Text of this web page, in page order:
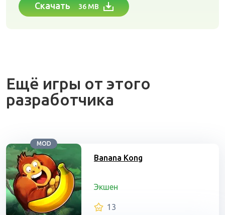
Скачать 36 MB
Ещё игры от этого
разработчика
MOD
Banana Kong
Экшен
13